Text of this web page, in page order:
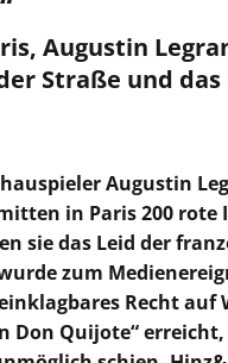
Augustin
Straße und
Augustin
in Paris 200 rote
sie das Leid der
zum
Recht auf
Quijote“